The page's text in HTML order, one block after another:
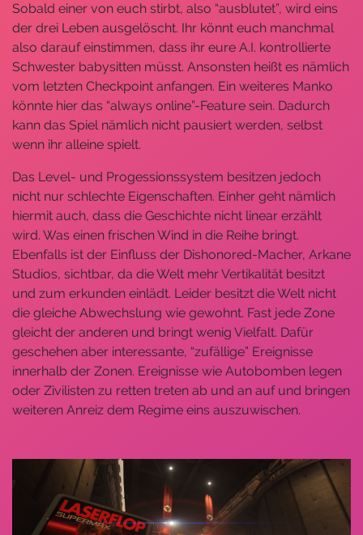
Sobald einer von euch stirbt, also “ausblutet”, wird eins
der drei Leben ausgelöscht. Ihr könnt euch manchmal
also darauf einstimmen, dass ihr eure A.I. kontrollierte
Schwester babysitten müsst. Ansonsten heißt es nämlich
vom letzten Checkpoint anfangen. Ein weiteres Manko
könnte hier das “always online”-Feature sein. Dadurch
kann das Spiel nämlich nicht pausiert werden, selbst
wenn ihr alleine spielt.
Das Level- und Progessionssystem besitzen jedoch
nicht nur schlechte Eigenschaften. Einher geht nämlich
hiermit auch, dass die Geschichte nicht linear erzählt
wird. Was einen frischen Wind in die Reihe bringt.
Ebenfalls ist der Einfluss der Dishonored-Macher, Arkane
Studios, sichtbar, da die Welt mehr Vertikalität besitzt
und zum erkunden einlädt. Leider besitzt die Welt nicht
die gleiche Abwechslung wie gewohnt. Fast jede Zone
gleicht der anderen und bringt wenig Vielfalt. Dafür
geschehen aber interessante, “zufällige” Ereignisse
innerhalb der Zonen. Ereignisse wie Autobomben legen
oder Zivilisten zu retten treten ab und an auf und bringen
weiteren Anreiz dem Regime eins auszuwischen.